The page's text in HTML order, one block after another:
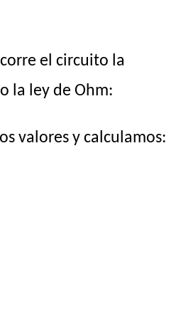
el circuito la
la ley de Ohm:
valores y calculamos: